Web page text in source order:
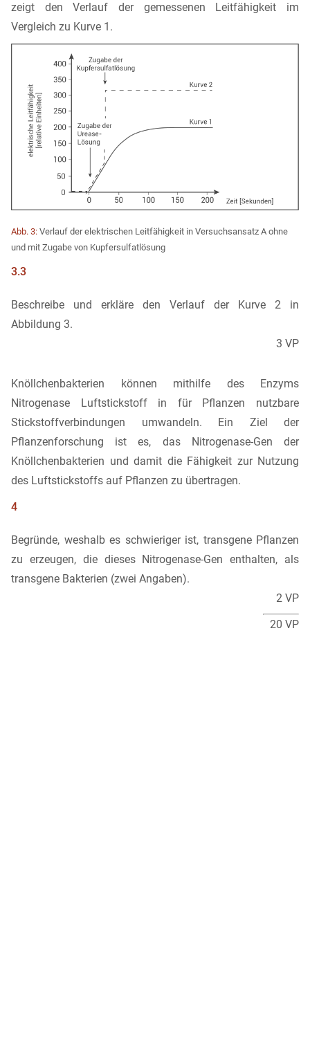
zeigt den Verlauf der gemessenen Leitfähigkeit im
Vergleich zu Kurve 1.
Abb. 3: Verlauf der elektrischen Leitfähigkeit in Versuchsansatz A ohne
und mit Zugabe von Kupfersulfatlösung
3.3
Beschreibe und erkläre den Verlauf der Kurve 2 in
Abbildung 3.
3 VP
Knöllchenbakterien können mithilfe des Enzyms
Nitrogenase Luftstickstoff in für Pflanzen nutzbare
Stickstoffverbindungen umwandeln. Ein Ziel der
Pflanzenforschung ist es, das Nitrogenase-Gen der
Knöllchenbakterien und damit die Fähigkeit zur Nutzung
des Luftstickstoffs auf Pflanzen zu übertragen.
4
Begründe, weshalb es schwieriger ist, transgene Pflanzen
zu erzeugen, die dieses Nitrogenase-Gen enthalten, als
transgene Bakterien (zwei Angaben).
2 VP
20 VP